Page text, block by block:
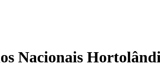
Nacionais